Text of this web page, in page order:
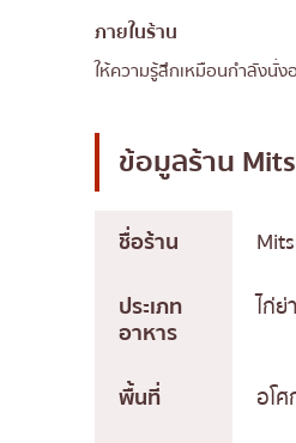
ภายในร้าน
ให้ความรู้สึกเหมือนกำลังนั่
ข้อมูลร้าน
ชื่อร้าน
ประเภท
อาหาร
ไก่
พื้นที่
อโ